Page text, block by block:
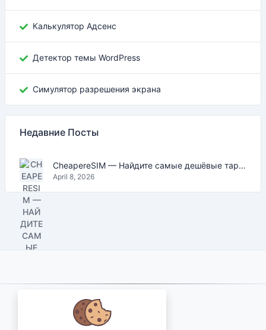
Калькулятор Адсенс
Детектор темы WordPress
Симулятор разрешения экрана
Недавние Посты
CheapereSIM — Найдите самые дешёвые тарифы eSIM для путешествий в 2026
April 8, 2026